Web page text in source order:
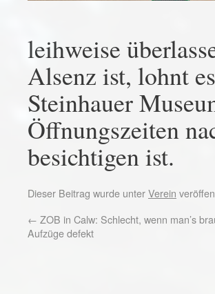
leihweise
Alsenz ist, lohnt
Steinhauer
Öffnungszeiten
besichtigen ist.
Dieser Beitrag wurde unterVerein
← ZOB in Calw: Schlecht, wenn man’s
Aufzüge defekt